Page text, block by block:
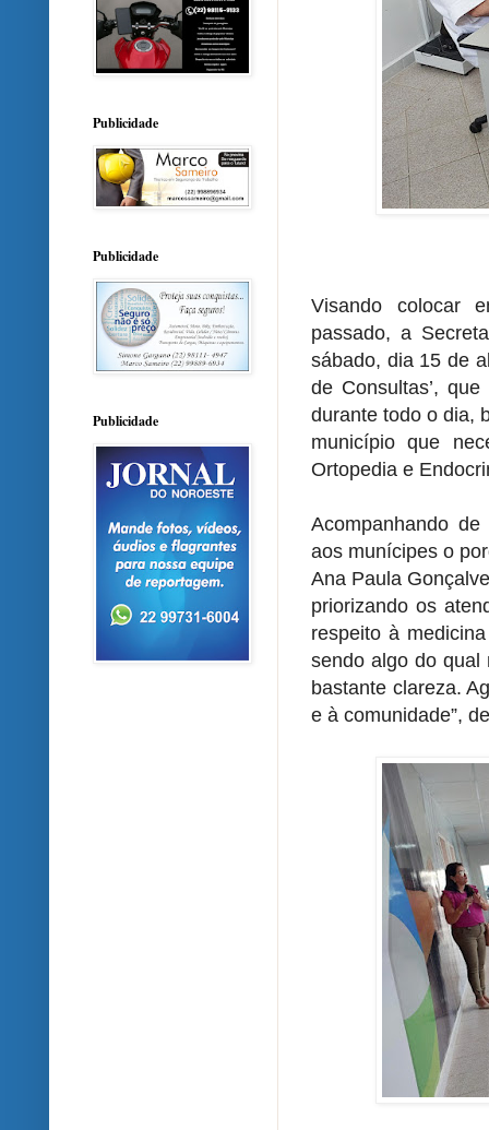
Visando colocar
passado, a
sábado, dia 15 de
de Consultas’,
durante todo o dia,
município que
Ortopedia e
Acompanhando
aos munícipes o
Ana Paula
priorizando os
respeito à
sendo algo do qual
bastante clareza.
e à comunidade”,
Publicidade
Publicidade
Publicidade